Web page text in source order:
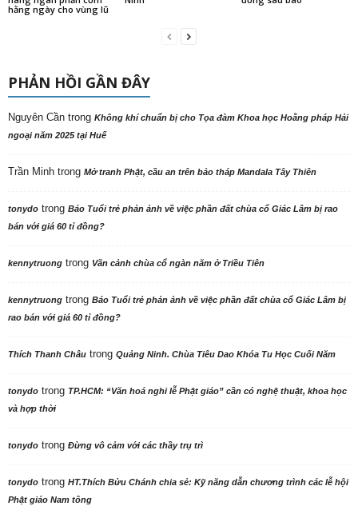
hằng ngày cho vùng lũ
PHẢN HỒI GẦN ĐÂY
Nguyên Cần trong Không khí chuẩn bị cho Tọa đàm Khoa học Hoằng pháp Hải
ngoại năm 2025 tại Huế
Trần Minh trong Mở tranh Phật, cầu an trên bảo tháp Mandala Tây Thiên
tonydo trong Báo Tuổi trẻ phản ảnh về việc phần đất chùa cổ Giác Lâm bị rao
bán với giá 60 tỉ đồng?
kennytruong trong Vãn cảnh chùa cổ ngàn năm ở Triều Tiên
kennytruong trong Báo Tuổi trẻ phản ảnh về việc phần đất chùa cổ Giác Lâm bị
rao bán với giá 60 tỉ đồng?
Thích Thanh Châu trong Quảng Ninh. Chùa Tiêu Dao Khóa Tu Học Cuối Năm
tonydo trong TP.HCM: “Văn hoá nghi lễ Phật giáo” cần có nghệ thuật, khoa học
và hợp thời
tonydo trong Đừng vô cảm với các thầy trụ trì
tonydo trong HT.Thích Bửu Chánh chia sẻ: Kỹ năng dẫn chương trình các lễ hội
Phật giáo Nam tông